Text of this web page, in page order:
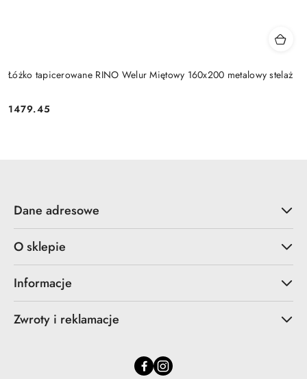
Łóżko tapicerowane RINO Welur Miętowy 160x200 metalowy stelaż
Cena:
1479.45
Dane adresowe
O sklepie
Informacje
Zwroty i reklamacje